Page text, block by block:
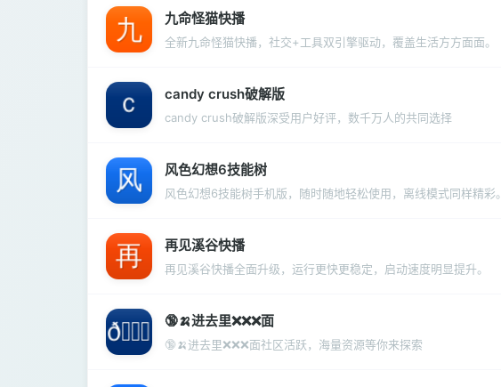
九命怪猫快播
全新九命怪猫快播，社交+工具双引擎驱动，覆盖生活方方面面。
candy crush破解版
candy crush破解版深受用户好评，数千万人的共同选择
风色幻想6技能树
风色幻想6技能树手机版，随时随地轻松使用，离线模式同样精彩。
再见溪谷快播
再见溪谷快播全面升级，运行更快更稳定，启动速度明显提升。
🔞🍌进去里❌❌❌面
🔞🍌进去里❌❌❌面社区活跃，海量资源等你来探索